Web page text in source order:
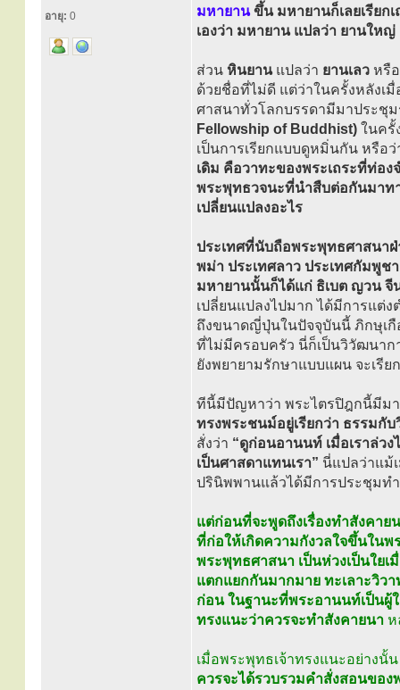
อายุ: 0
มหายานขึ้น มหายานก็เลยเรียก
เองว่า มหายาน แปลว่า ยานใหญ่
ส่วน หินยานแปลว่า ยานเลว หรื
ด้วยชื่อที่ไม่ดี แต่ว่าในครั้งหลัง
ศาสนาทั่วโลกบรรดามีมาประชุ
Fellowship of Buddhist) ในครั้
เป็นการเรียกแบบดูหมิ่นกัน หรือ
เดิม คือวาทะของพระเถระที่ท่อ
พระพุทธวจนะที่นำสืบต่อกันมาทา
เปลี่ยนแปลงอะไร
ประเทศที่นับถือพระพุทธศาสนาฝ่
พม่า ประเทศลาว ประเทศกัมพูช
มหายานนั้นก็ได้แก่ ธิเบต ญวน
เปลี่ยนแปลงไปมาก ได้มีการแต่
ถึงขนาดญี่ปุ่นในปัจจุบันนี้ ภิกษุเกื
ที่ไม่มีครอบครัว นี่ก็เป็นวิวัฒนาก
ยังพยายามรักษาแบบแผน จะเรี
ทีนี้มีปัญหาว่า พระไตรปิฎกนี้มีมา
ทรงพระชนม์อยู่เรียกว่า ธรรมกับ
สั่งว่า “ดูก่อนอานนท์ เมื่อเราล่ว
เป็นศาสดาแทนเรา” นี่แปลว่าแม้
ปรินิพพานแล้วได้มีการประชุมท
แต่ก่อนที่จะพูดถึงเรื่องทำสังคา
ที่ก่อให้เกิดความกังวลใจขึ้นในพ
พระพุทธศาสนา เป็นห่วงเป็นใย
แตกแยกกันมากมาย ทะเลาะวิว
ก่อน ในฐานะที่พระอานนท์เป็นผู้
ทรงแนะว่าควรจะทำสังคายนา ห
เมื่อพระพุทธเจ้าทรงแนะอย่าง
ควรจะได้รวบรวมคำสั่งสอนของ